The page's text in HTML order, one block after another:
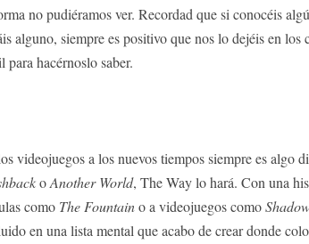
no pudiéramos ver. Recordad que si conocéis
alguno, siempre es positivo que nos lo dejéis en los
para hacérnoslo saber.
videojuegos a los nuevos tiempos siempre es algo
oAnother World, The Way lo hará. Con una
como The Fountaino a videojuegos como
en una lista mental que acabo de crear donde